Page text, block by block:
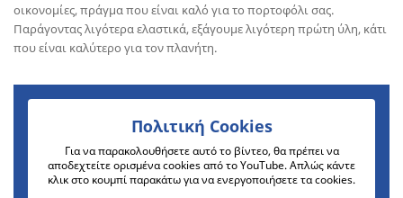
Πολιτική Cookies
Για να παρακολουθήσετε αυτό το βίντεο, θα πρέπει να
αποδεχτείτε ορισμένα cookies από το YouTube. Απλώς κάντε
κλικ στο κουμπί παρακάτω για να ενεργοποιήσετε τα cookies.
οικονομίες, πράγμα που είναι καλό για το πορτοφόλι σας.
Παράγοντας λιγότερα ελαστικά, εξάγουμε λιγότερη πρώτη ύλη, κάτι
που είναι καλύτερο για τον πλανήτη.